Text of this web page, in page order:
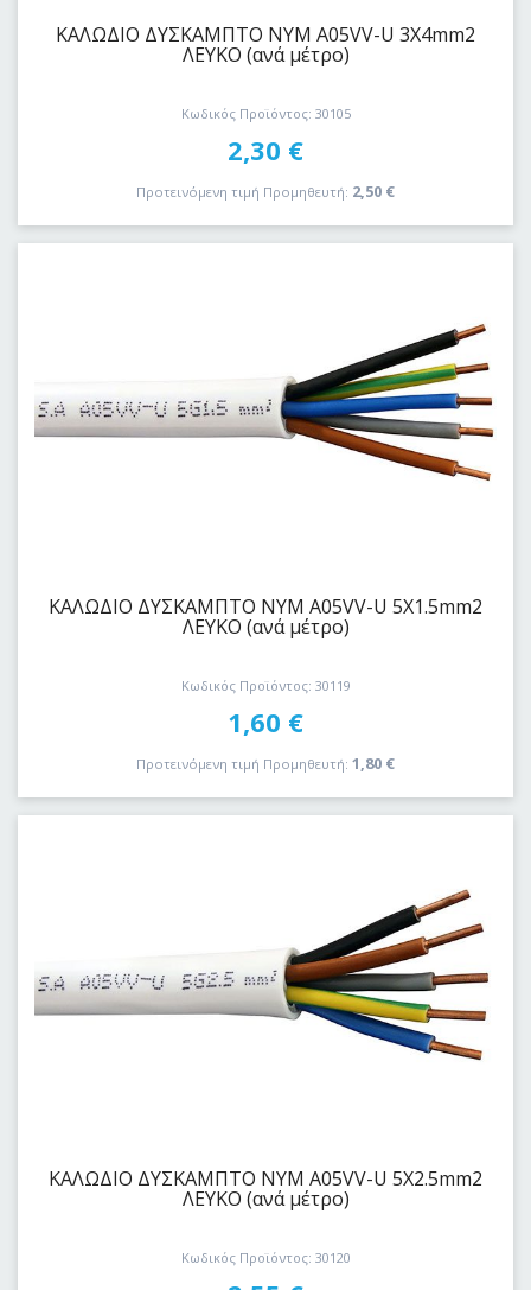
ΚΑΛΩΔΙΟ ΔYΣKAΜΠΤΟ ΝΥΜ A05VV-U 3Χ4mm2
ΛΕΥΚΟ (ανά μέτρο)
Κωδικός Προϊόντος: 30105
2,30 €
Προτεινόμενη τιμή Προμηθευτή: 2,50 €
ΚΑΛΩΔΙΟ ΔYΣKAΜΠΤΟ ΝΥΜ A05VV-U 5Χ1.5mm2
ΛΕΥΚΟ (ανά μέτρο)
Κωδικός Προϊόντος: 30119
1,60 €
Προτεινόμενη τιμή Προμηθευτή: 1,80 €
ΚΑΛΩΔΙΟ ΔYΣKAΜΠΤΟ ΝΥΜ A05VV-U 5Χ2.5mm2
ΛΕΥΚΟ (ανά μέτρο)
Κωδικός Προϊόντος: 30120